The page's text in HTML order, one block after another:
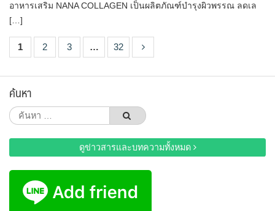
อาหารเสริม NANA COLLAGEN เป็นผลิตภัณฑ์บำรุงผิวพรรณ ลดเล
[…]
1 2 3 … 32
ค้นหา
ค้นหา
สำหรับ:
ดูข่าวสารและบทความทั้งหมด